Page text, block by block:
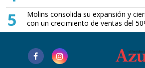
5
Molins consolida su expansión y
con un crecimiento de ventas del